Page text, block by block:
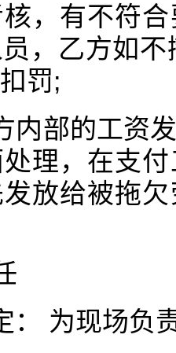
，有不符
，乙方如
罚;
内部的工资
理，在支
放给被拖
： 为现场负